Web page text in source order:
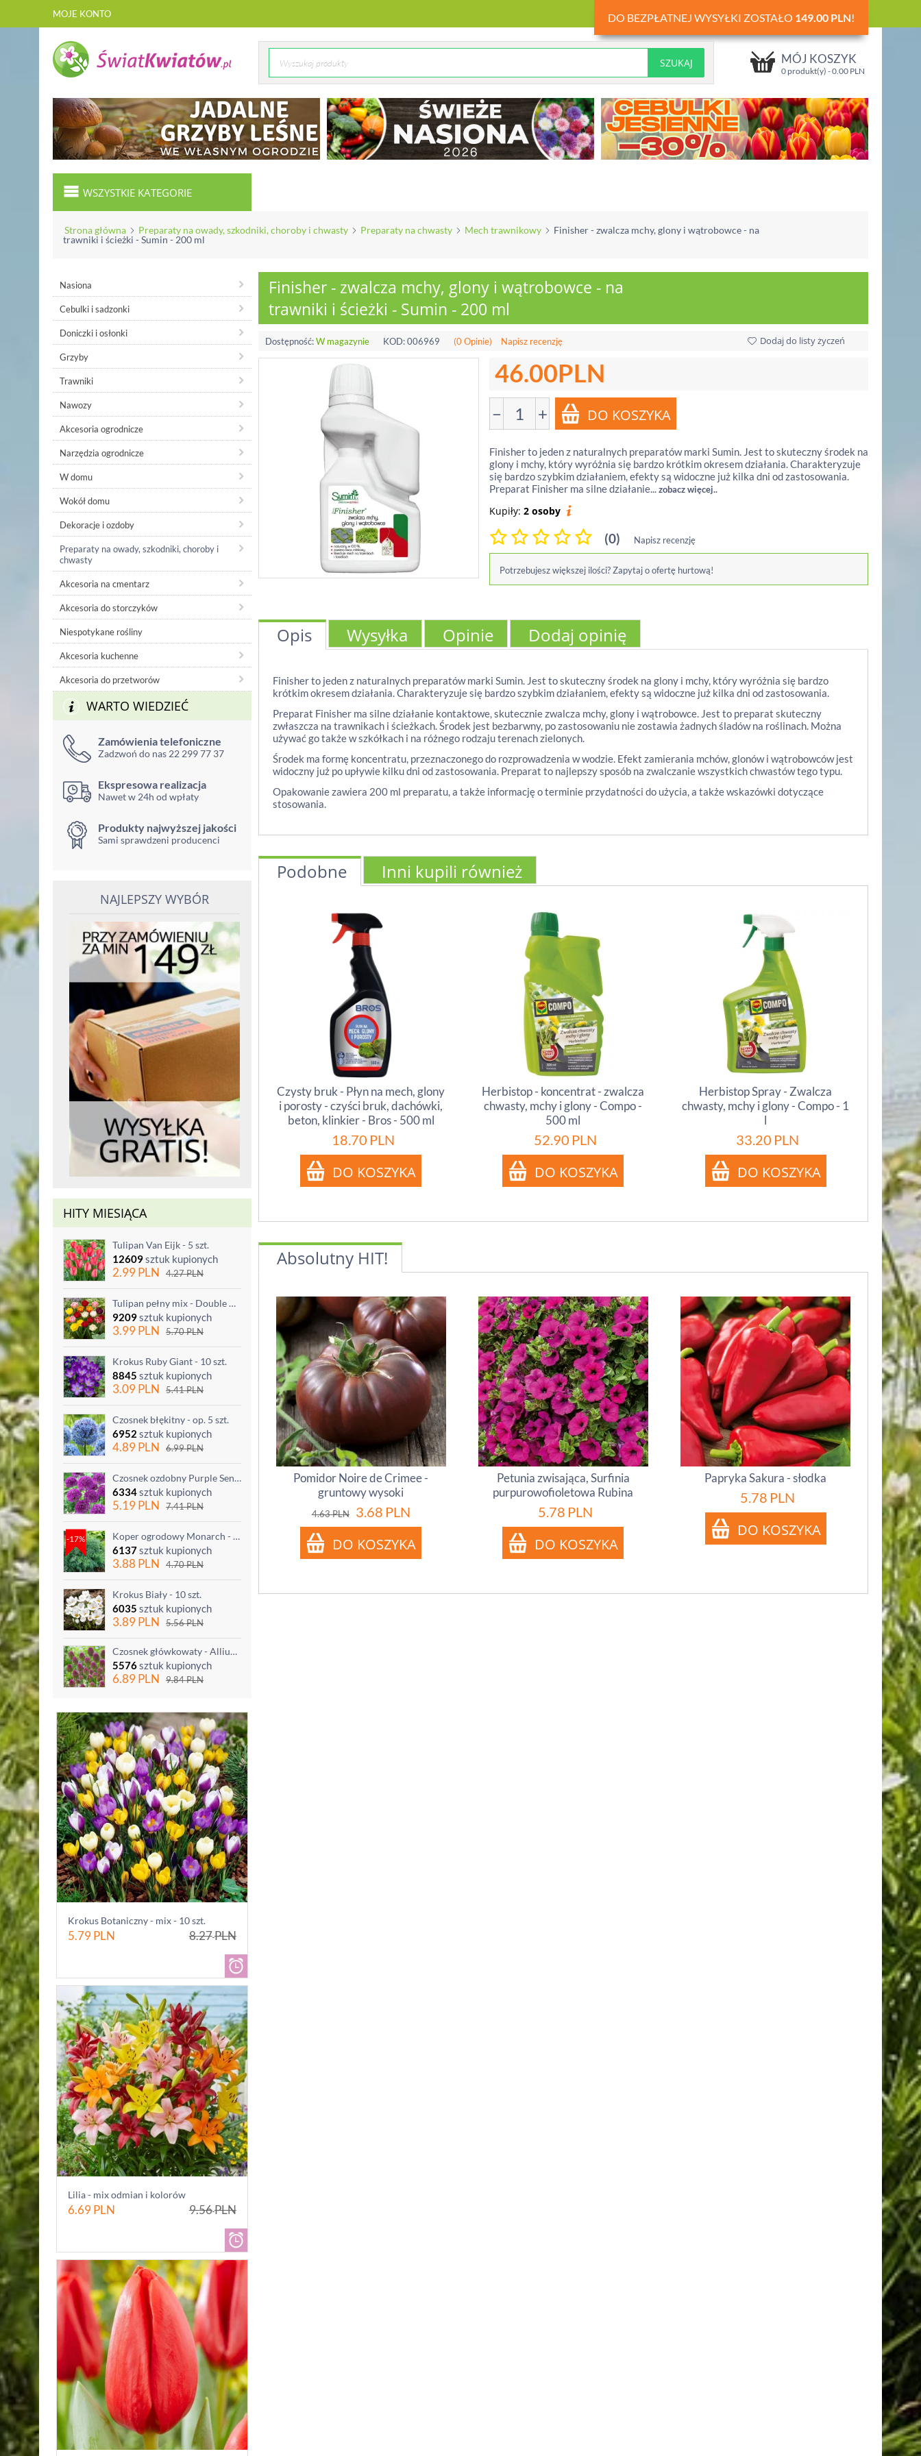
MOJE KONTO DO BEZPŁATNEJ WYSYŁKI ZOSTAŁO 149.00 PLN!
MÓJ KOSZYK
0 produkt(y) -0.00 PLN
WSZYSTKIE KATEGORIE
Strona główna Preparaty na owady, szkodniki, choroby i chwasty Preparaty na chwasty Mech trawnikowy
Finisher - zwalcza mchy, glony i wątrobowce - na
trawniki i ścieżki - Sumin - 200 ml
Nasiona
Cebulki i sadzonki
Doniczki i osłonki
Grzyby
Trawniki
Nawozy
Akcesoria ogrodnicze
Narzędzia ogrodnicze
W domu
Wokół domu
Dekoracje i ozdoby
Preparaty na owady, szkodniki, choroby i
chwasty
Akcesoria na cmentarz
Akcesoria do storczyków
Niespotykane rośliny
Akcesoria kuchenne
Akcesoria do przetworów
WARTO WIEDZIEĆ
Zamówienia telefoniczne
Zadzwoń do nas 22 299 77 37
Ekspresowa realizacja
Nawet w 24h od wpłaty
Produkty najwyższej jakości
Sami sprawdzeni producenci
NAJLEPSZY WYBÓR
HITY MIESIĄCA
Tulipan Van Eijk - 5 szt.
12609sztuk kupionych
2.99PLN 4.27PLN
Tulipan pełny mix - Double mix - 5 szt.
9209sztuk kupionych
3.99PLN 5.70PLN
Krokus Ruby Giant - 10 szt.
8845 sztuk kupionych
3.09PLN 5.41PLN
Czosnek błękitny - op. 5 szt.
6952 sztuk kupionych
4.89PLN 6.99PLN
Czosnek ozdobny Purple Sensation - op. 3 szt.
6334sztuk kupionych
5.19PLN 7.41PLN
-17% Koper ogrodowy Monarch - po ścięciu odrasta
6137sztuk kupionych
3.88 PLN 4.70PLN
Krokus Biały - 10 szt.
6035 sztuk kupionych
3.89PLN 5.56PLN
Czosnek główkowaty - Allium sphaerocephalon - 20 szt.
5576sztuk kupionych
6.89PLN 9.84PLN
Krokus Botaniczny - mix - 10 szt.
5.79PLN 8.27PLN
Lilia - mix odmian i kolorów
6.69PLN 9.56PLN
Finisher - zwalcza mchy, glony i wątrobowce - na
trawniki i ścieżki - Sumin - 200 ml
Dostępność:W magazynie KOD:006969 (0 Opinie) Napisz recenzję Dodaj do listy życzeń
46.00PLN
− +
Finisher to jeden z naturalnych preparatów marki Sumin. Jest to skuteczny środek na
glony i mchy, który wyróżnia się bardzo krótkim okresem działania. Charakteryzuje
się bardzo szybkim działaniem, efekty są widoczne już kilka dni od zastosowania.
Preparat Finisher ma silne działanie...zobacz więcej..
Kupiły: 2 osoby
(0) Napisz recenzję
Potrzebujesz większej ilości? Zapytaj o ofertę hurtową!
Opis Wysyłka Opinie Dodaj opinię
Finisher to jeden z naturalnych preparatów marki Sumin. Jest to skuteczny środek na glony i mchy, który wyróżnia się bardzo
krótkim okresem działania. Charakteryzuje się bardzo szybkim działaniem, efekty są widoczne już kilka dni od zastosowania.
Preparat Finisher ma silne działanie kontaktowe, skutecznie zwalcza mchy, glony i wątrobowce. Jest to preparat skuteczny
zwłaszcza na trawnikach i ścieżkach. Środek jest bezbarwny, po zastosowaniu nie zostawia żadnych śladów na roślinach. Można
używać go także w szkółkach i na różnego rodzaju terenach zielonych.
Środek ma formę koncentratu, przeznaczonego do rozprowadzenia w wodzie. Efekt zamierania mchów, glonów i wątrobowców jest
widoczny już po upływie kilku dni od zastosowania. Preparat to najlepszy sposób na zwalczanie wszystkich chwastów tego typu.
Opakowanie zawiera 200 ml preparatu, a także informację o terminie przydatności do użycia, a także wskazówki dotyczące
stosowania.
Podobne Inni kupili również
Czysty bruk - Płyn na mech, glony
i porosty - czyści bruk, dachówki,
beton, klinkier - Bros - 500 ml
18.70 PLN
Herbistop - koncentrat - zwalcza
chwasty, mchy i glony - Compo -
500 ml
52.90 PLN
Herbistop Spray - Zwalcza
chwasty, mchy i glony - Compo - 1
l
33.20 PLN
Absolutny HIT!
Pomidor Noire de Crimee -
gruntowy wysoki
4.63PLN 3.68 PLN
Petunia zwisająca, Surfinia
purpurowofioletowa Rubina
5.78 PLN
Papryka Sakura - słodka
5.78 PLN